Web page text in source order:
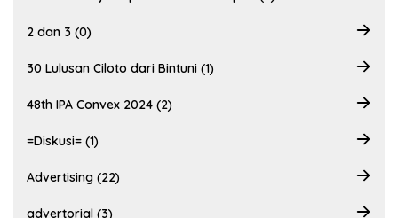
2 dan 3 (0)
30 Lulusan Ciloto dari Bintuni (1)
48th IPA Convex 2024 (2)
=Diskusi= (1)
Advertising (22)
advertorial (3)